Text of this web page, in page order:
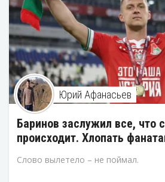
Юрий Афанасьев
Баринов заслужил все, что
происходит. Хлопать
Слово вылетело – не поймал.